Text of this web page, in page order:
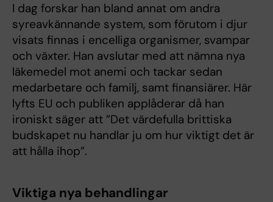
I dag forskar han bland annat om andra
syreavkännande system, som förutom i djur
visats finnas i encelliga organismer, svampar
och växter. Han avslutar med att nämna nya
läkemedel mot anemi och tackar sedan
medarbetare och familj, samt finansiärer. Här
lyfts EU och publiken applåderar då han
ironiskt säger att ”Det värdefulla brittiska
budskapet nu handlar ju om hur viktigt det är
att hålla ihop”.
Viktiga nya behandlingar